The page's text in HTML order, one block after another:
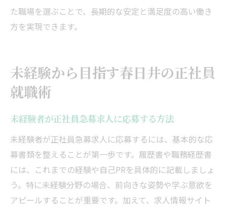
説
正社員急募求人の職場雰囲気を見極めるポ
地域密着型の正社員求人で得られる安心感
春日井市で信頼できる求人情報の見分け方
春日井市で安定した働き方を実現する方法
正社員急募求人で安定を手に入れる秘訣
春日井市で長く働ける正社員の探し方
福利厚生が充実した正社員急募求人の選び
方
安定した働き方を叶える正社員求人の特徴
未経験から安定就職を目指すポイント
た職場を選ぶことで、長期的な安定と満足度の高い働き
方を実現できます。
未経験から目指す春日井の正社員
就職術
未経験者が正社員急募求人に応募する方法
未経験者が正社員急募求人に応募するには、基本的な応
募書類を整えることが第一歩です。履歴書や職務経歴書
には、これまでの経験や自己PRを具体的に記載しましょ
う。特に未経験分野の場合、前向きな姿勢や学ぶ意欲を
アピールすることが重要です。加えて、求人情報サイト